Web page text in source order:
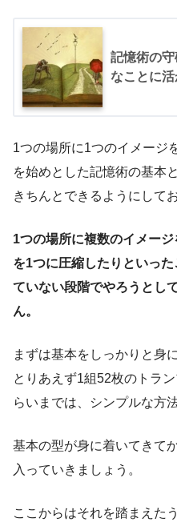
記憶術の
なことに
1つの場所に1つのイメージ
を始めとした記憶術の基本
きちんとできるようにして
1つの場所に複数のイメー
を1つに圧縮したりといっ
ていない段階でやろうとし
ん。
まずは基本をしっかりと身
とりあえず1組52枚のトラ
らいまでは、シンプルな方
基本の型が身に着いてきて
入っていきましょう。
ここからはそれを踏まえた